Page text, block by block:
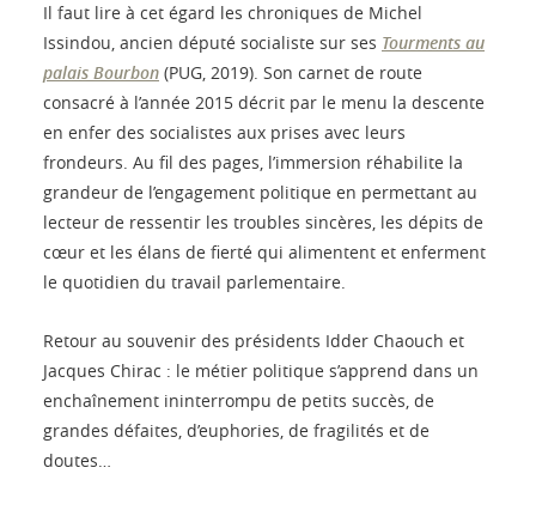
Il faut lire à cet égard les chroniques de Michel
Issindou, ancien député socialiste sur ses Tourments au
palais Bourbon (PUG, 2019). Son carnet de route
consacré à l’année 2015 décrit par le menu la descente
en enfer des socialistes aux prises avec leurs
frondeurs. Au fil des pages, l’immersion réhabilite la
grandeur de l’engagement politique en permettant au
lecteur de ressentir les troubles sincères, les dépits de
cœur et les élans de fierté qui alimentent et enferment
le quotidien du travail parlementaire.
Retour au souvenir des présidents Idder Chaouch et
Jacques Chirac : le métier politique s’apprend dans un
enchaînement ininterrompu de petits succès, de
grandes défaites, d’euphories, de fragilités et de
doutes…